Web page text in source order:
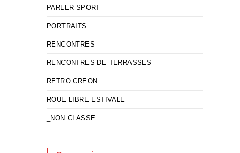
PARLER SPORT
PORTRAITS
RENCONTRES
RENCONTRES DE TERRASSES
RETRO CREON
ROUE LIBRE ESTIVALE
_NON CLASSE